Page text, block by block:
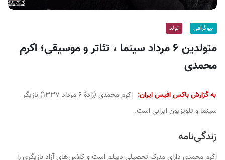
بیوگرافی تولد
متولدین ۶ مرداد سینما ، تئاتر و موسیقی؛ اکرم
محمدی
به گزارش باکس افیس ایران:
اکرم محمدی (زادهٔ ۶ مرداد ۱۳۳۷) بازیگر
سینما و تلویزیون ایرانی است.
زندگی‌نامه
اکرم محمدی دارای مدرک تحصیلی دیپلم است و کلاس‌های آزاد بازیگری را